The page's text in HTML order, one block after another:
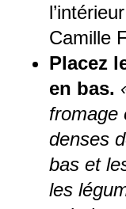
Camille
Placez
en bas.
fromage
denses
bas et
les